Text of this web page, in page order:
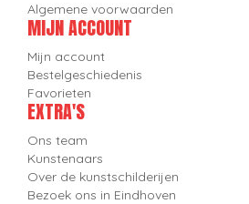
Algemene voorwaarden
MIJN ACCOUNT
Mijn account
Bestelgeschiedenis
Favorieten
EXTRA'S
Ons team
Kunstenaars
Over de kunstschilderijen
Bezoek ons in Eindhoven